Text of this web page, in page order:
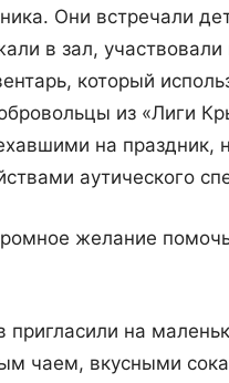
Они встречали
в зал, участвовали
который
из «Лиги
на праздник,
аутического
желание
на
чаем, вкусными